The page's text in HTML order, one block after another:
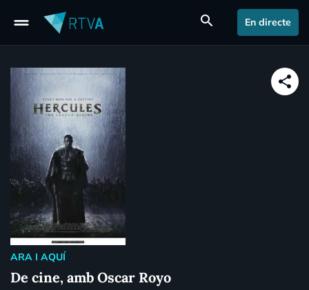
drag_handle search En directe
share
ARA I AQUÍ
De cine, amb Oscar Royo